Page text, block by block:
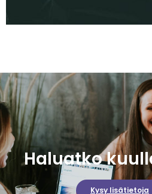
Haluatko
Kysy lisätietoja